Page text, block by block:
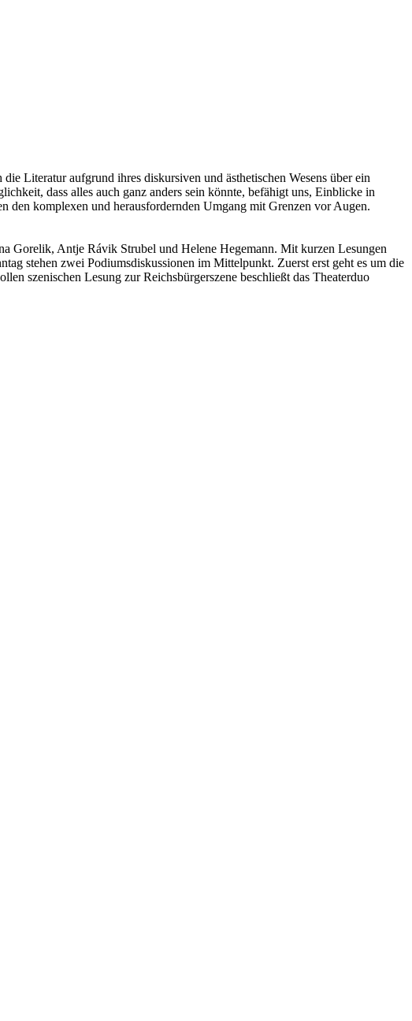
Literatur aufgrund ihres diskursiven und ästhetischen Wesens über ein
dass alles auch ganz anders sein könnte, befähigt uns, Einblicke in
den komplexen und herausfordernden Umgang mit Grenzen vor Augen.
Gorelik, Antje Rávik Strubel und Helene Hegemann. Mit kurzen Lesungen
stehen zwei Podiumsdiskussionen im Mittelpunkt. Zuerst erst geht es um die
szenischen Lesung zur Reichsbürgerszene beschließt das Theaterduo